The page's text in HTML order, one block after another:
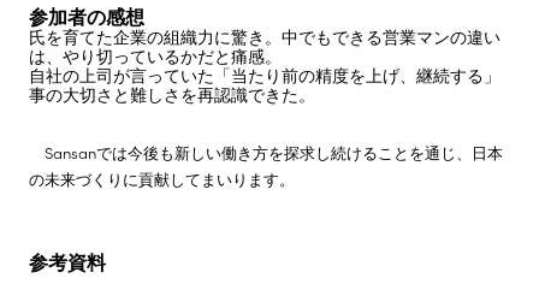
参加者の感想
氏を育てた企業の組織力に驚き。中でもできる営業マンの違い
は、やり切っているかだと痛感。
自社の上司が言っていた「当たり前の精度を上げ、継続する」
事の大切さと難しさを再認識できた。
Sansanでは今後も新しい働き方を探求し続けることを通じ、日本
の未来づくりに貢献してまいります。
参考資料